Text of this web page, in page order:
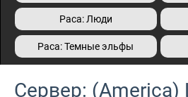
Раса: Люди
Раса: Темные эльфы
Сервер: (America)